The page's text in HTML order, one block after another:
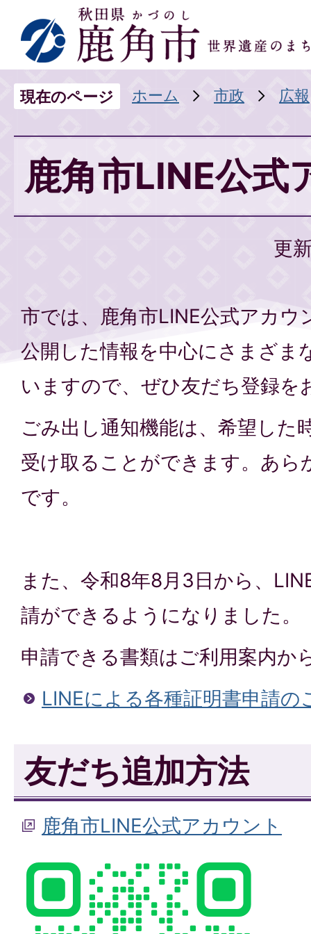
現在のページ ホーム 市政 広報
鹿角市LINE公式
更
市では、鹿角市LINE公式アカ
公開した情報を中心にさまざま
いますので、ぜひ友だち登録を
ごみ出し通知機能は、希望した
受け取ることができます。あら
です。
また、令和8年8月3日から、
請ができるようになりました。
申請できる書類はご利用案内か
LINEによる各種証明書申請の
友だち追加方法
鹿角市LINE公式アカウント